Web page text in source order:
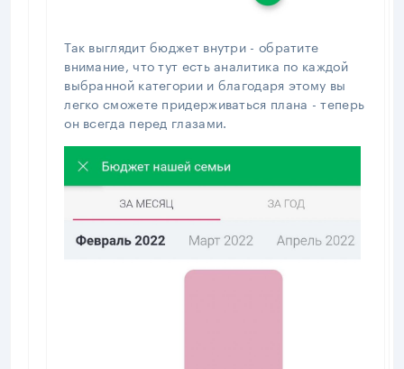
Так выглядит бюджет внутри - обратите
внимание, что тут есть аналитика по каждой
выбранной категории и благодаря этому вы
легко сможете придерживаться плана - теперь
он всегда перед глазами.